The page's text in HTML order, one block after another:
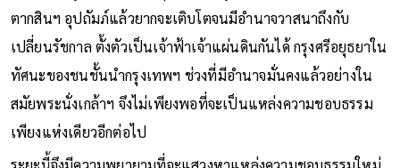
ตากสินฯ อุปถัมภ์แล้วยากจะเติบโตจนมีอำนาจวาสนาถึงกับ
เปลี่ยนรัชกาล ตั้งตัวเป็นเจ้าฟ้าเจ้าแผ่นดินกันได้ กรุงศรีอยุธยาใน
ทัศนะของชนชั้นนำกรุงเทพฯ ช่วงที่มีอำนาจมั่นคงแล้วอย่างใน
สมัยพระนั่งเกล้าฯ จึงไม่เพียงพอที่จะเป็นแหล่งความชอบธรรม
เพียงแห่งเดียวอีกต่อไป